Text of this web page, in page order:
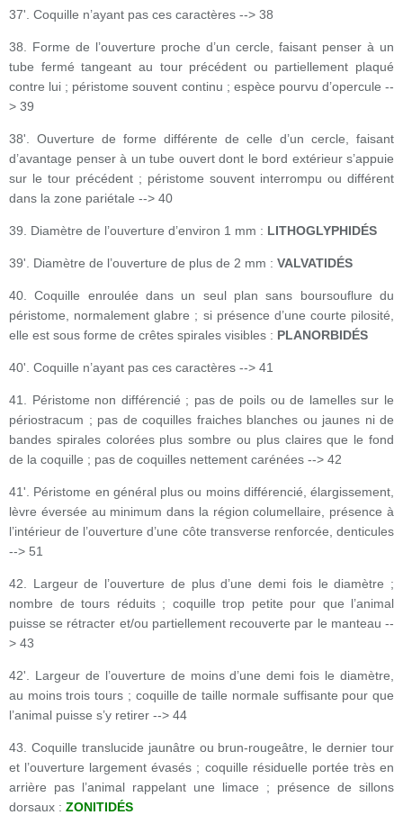
37'. Coquille n’ayant pas ces caractères --> 38
38. Forme de l’ouverture proche d’un cercle, faisant penser à un
tube fermé tangeant au tour précédent ou partiellement plaqué
contre lui ; péristome souvent continu ; espèce pourvu d’opercule --
> 39
38'. Ouverture de forme différente de celle d’un cercle, faisant
d’avantage penser à un tube ouvert dont le bord extérieur s’appuie
sur le tour précédent ; péristome souvent interrompu ou différent
dans la zone pariétale --> 40
39. Diamètre de l’ouverture d’environ 1 mm : LITHOGLYPHIDÉS
39'. Diamètre de l’ouverture de plus de 2 mm : VALVATIDÉS
40. Coquille enroulée dans un seul plan sans boursouflure du
péristome, normalement glabre ; si présence d’une courte pilosité,
elle est sous forme de crêtes spirales visibles : PLANORBIDÉS
40'. Coquille n’ayant pas ces caractères --> 41
41. Péristome non différencié ; pas de poils ou de lamelles sur le
périostracum ; pas de coquilles fraiches blanches ou jaunes ni de
bandes spirales colorées plus sombre ou plus claires que le fond
de la coquille ; pas de coquilles nettement carénées --> 42
41'. Péristome en général plus ou moins différencié, élargissement,
lèvre éversée au minimum dans la région columellaire, présence à
l’intérieur de l’ouverture d’une côte transverse renforcée, denticules
--> 51
42. Largeur de l’ouverture de plus d’une demi fois le diamètre ;
nombre de tours réduits ; coquille trop petite pour que l’animal
puisse se rétracter et/ou partiellement recouverte par le manteau --
> 43
42'. Largeur de l’ouverture de moins d’une demi fois le diamètre,
au moins trois tours ; coquille de taille normale suffisante pour que
l’animal puisse s’y retirer --> 44
43. Coquille translucide jaunâtre ou brun-rougeâtre, le dernier tour
et l’ouverture largement évasés ; coquille résiduelle portée très en
arrière pas l’animal rappelant une limace ; présence de sillons
dorsaux : ZONITIDÉS